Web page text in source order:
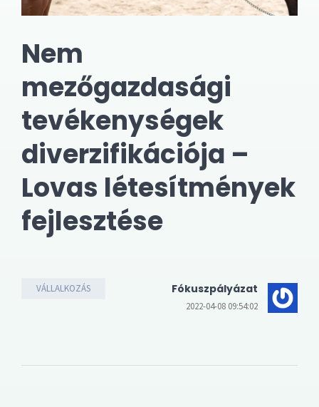
Nem
mezőgazdasági
tevékenységek
diverzifikációja –
Lovas létesítmények
fejlesztése
VÁLLALKOZÁS Fókuszpályázat
2022-04-08 09:54:02